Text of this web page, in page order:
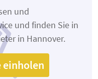
und
und finden Sie in
in Hannover.
einholen